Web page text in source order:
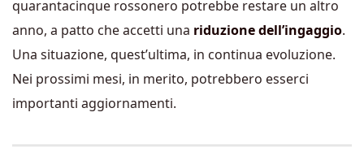
quarantacinque rossonero potrebbe restare un altro
anno, a patto che accetti una riduzione dell’ingaggio.
Una situazione, quest’ultima, in continua evoluzione.
Nei prossimi mesi, in merito, potrebbero esserci
importanti aggiornamenti.